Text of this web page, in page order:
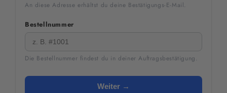
An diese Adresse erhältst du deine Bestätigungs-E-Mail.
Bestellnummer
Die Bestellnummer findest du in deiner Auftragsbestätigung.
Weiter →